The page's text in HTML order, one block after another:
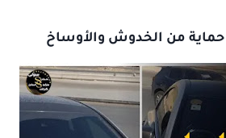
حماية من الخدوش والأوساخ